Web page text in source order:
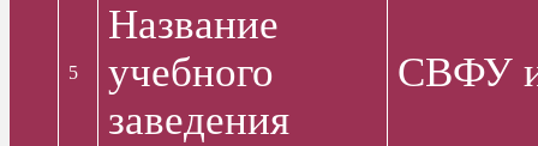
5
Название
учебного
заведения
СВФУ